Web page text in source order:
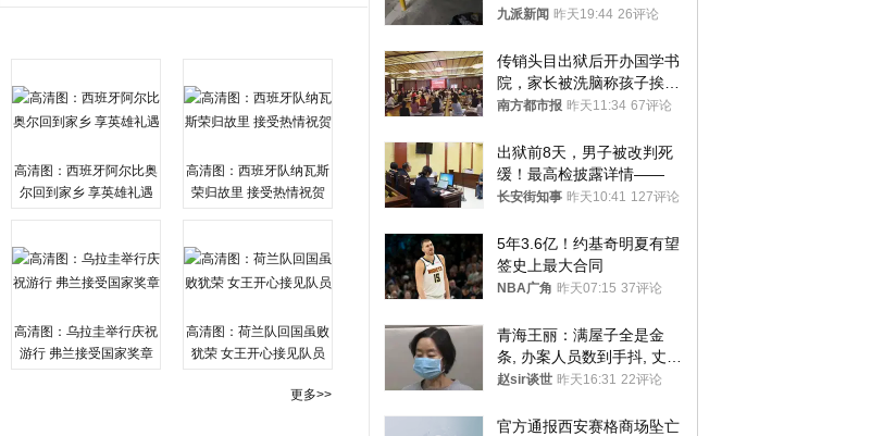
高清图：西班牙阿尔比奥
尔回到家乡 享英雄礼遇
高清图：西班牙队纳瓦斯
荣归故里 接受热情祝贺
高清图：乌拉圭举行庆祝
游行 弗兰接受国家奖章
高清图：荷兰队回国虽败
犹荣 女王开心接见队员
更多>>
建议装护栏，也会影响自身
九派新闻 昨天19:44 26评论
传销头目出狱后开办国学书
院，家长被洗脑称孩子挨打
才有效果
南方都市报 昨天11:34 67评论
出狱前8天，男子被改判死
缓！最高检披露详情——
长安街知事 昨天10:41 127评论
5年3.6亿！约基奇明夏有望
签史上最大合同
NBA广角 昨天07:15 37评论
青海王丽：满屋子全是金
条, 办案人员数到手抖, 丈夫
受不了提前离场
赵sir谈世 昨天16:31 22评论
官方通报西安赛格商场坠亡